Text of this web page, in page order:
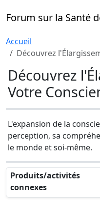
Forum sur la Santé
Accueil
Découvrez
Découvrez
Votre
L'expansion de la
perception, sa
le monde et soi-même.
Produits/activités
connexes